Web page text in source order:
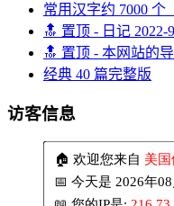
常用汉字约 7000 个
🔝 置顶 - 日记 2022-
🔝 置顶 - 本网站的
经典 40 篇完整版
访客信息